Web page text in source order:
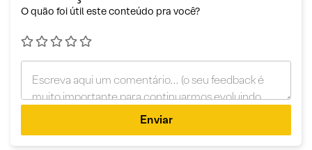
O quão foi útil este conteúdo pra você?
Enviar